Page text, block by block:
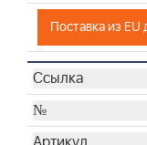
Поставка из